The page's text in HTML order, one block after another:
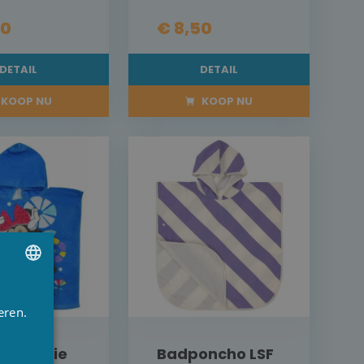
DETAIL
KOOP NU
€ 8,50
DETAIL
KOOP NU
Minnie
Badponcho LSF